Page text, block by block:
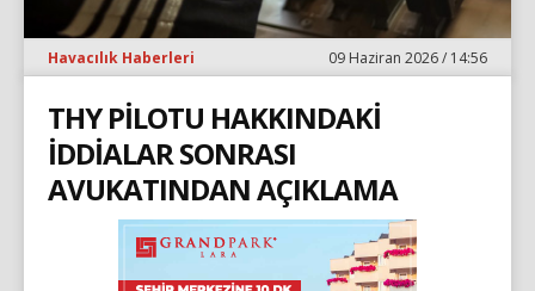
Havacılık Haberleri 09 Haziran 2026 / 14:56
THY PİLOTU HAKKINDAKİ
İDDİALAR SONRASI
AVUKATINDAN AÇIKLAMA